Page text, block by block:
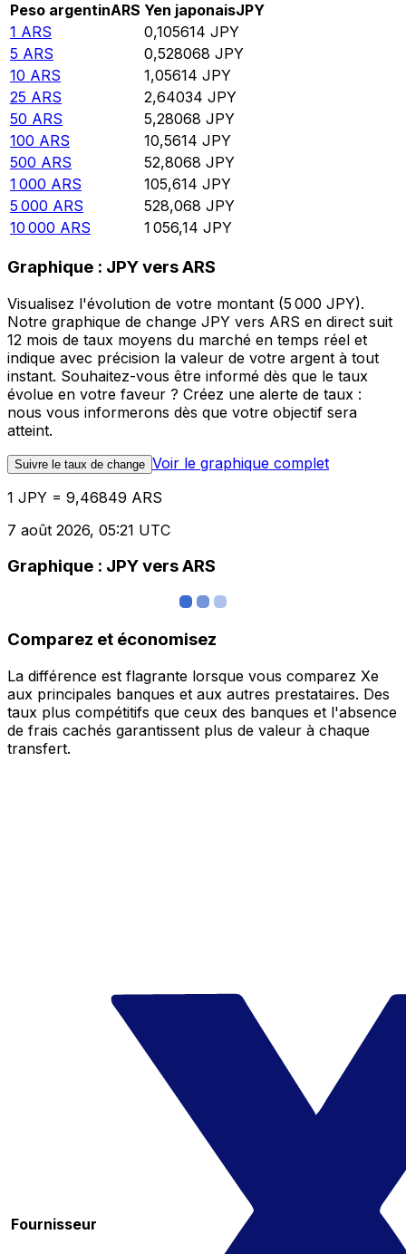
Peso argentinARS Yen japonaisJPY
1 ARS 0,105614 JPY
5 ARS 0,528068 JPY
10 ARS 1,05614 JPY
25 ARS 2,64034 JPY
50 ARS 5,28068 JPY
100 ARS 10,5614 JPY
500 ARS 52,8068 JPY
1 000 ARS 105,614 JPY
5 000 ARS 528,068 JPY
10 000 ARS 1 056,14 JPY
Graphique : JPY vers ARS
Visualisez l'évolution de votre montant (5 000 JPY).
Notre graphique de change JPY vers ARS en direct suit
12 mois de taux moyens du marché en temps réel et
indique avec précision la valeur de votre argent à tout
instant. Souhaitez-vous être informé dès que le taux
évolue en votre faveur ? Créez une alerte de taux :
nous vous informerons dès que votre objectif sera
atteint.
Suivre le taux de change Voir le graphique complet
1 JPY = 9,46849 ARS
7 août 2026, 05:21 UTC
Graphique : JPY vers ARS
Comparez et économisez
La différence est flagrante lorsque vous comparez Xe
aux principales banques et aux autres prestataires. Des
taux plus compétitifs que ceux des banques et l'absence
de frais cachés garantissent plus de valeur à chaque
transfert.
Fournisseur